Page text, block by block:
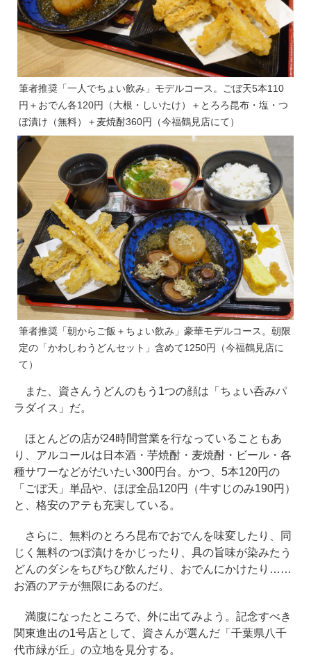
筆者推奨「一人でちょい飲み」モデルコース。ごぼ天5本110
円＋おでん各120円（大根・しいたけ）＋とろろ昆布・塩・つ
ぼ漬け（無料）＋麦焼酎360円（今福鶴見店にて）
筆者推奨「朝からご飯＋ちょい飲み」豪華モデルコース。朝限
定の「かわしわうどんセット」含めて1250円（今福鶴見店に
て）
また、資さんうどんのもう1つの顔は「ちょい呑みパ
ラダイス」だ。
ほとんどの店が24時間営業を行なっていることもあ
り、アルコールは日本酒・芋焼酎・麦焼酎・ビール・各
種サワーなどがだいたい300円台。かつ、5本120円の
「ごぼ天」単品や、ほぼ全品120円（牛すじのみ190円）
と、格安のアテも充実している。
さらに、無料のとろろ昆布でおでんを味変したり、同
じく無料のつぼ漬けをかじったり、具の旨味が染みたう
どんのダシをちびちび飲んだり、おでんにかけたり……
お酒のアテが無限にあるのだ。
満腹になったところで、外に出てみよう。記念すべき
関東進出の1号店として、資さんが選んだ「千葉県八千
代市緑が丘」の立地を見分する。